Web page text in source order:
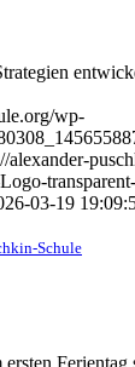
wp-
alexander-
03-19
Schule
ersten